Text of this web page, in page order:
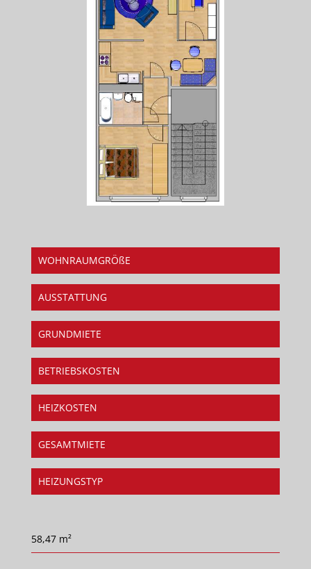
WOHNRAUMGRÖßE
AUSSTATTUNG
GRUNDMIETE
BETRIEBSKOSTEN
HEIZKOSTEN
GESAMTMIETE
HEIZUNGSTYP
58,47 m²